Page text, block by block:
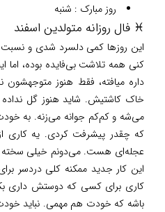
روز مبارک : شنبه
♓ فال روزانه متولدین اسفند
این روزها کمی دلسرد شدی و
کنی همه تلاشت بی‌فایده بوده، اما
داره میافته، فقط هنوز
خاک کاشتیش. شاید هنوز گل نداده
می‌شه و کم‌کم جوانه می‌زنه. به
که چقدر پیشرفت کردی. یه کاری
عجله‌ای هست. می‌دونم خیلی سخته
این کار جدید ممکنه کلی دردسر
کاری برای کسی که دوستش داری
باشه که خودت هم مهمی. نباید